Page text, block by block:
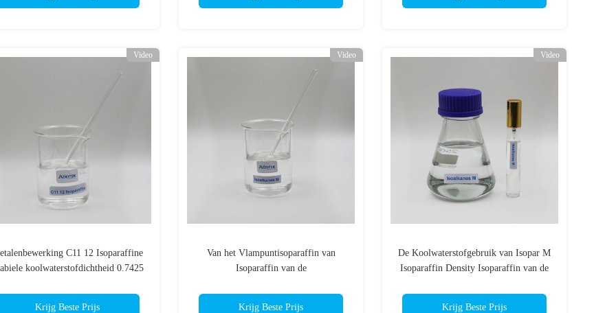
Video
C11 12 Isoparaffine
koolwaterstofdichtheid 0.7425
Krijg Beste Prijs
Video
Van het Vlampuntisoparaffin van
Isoparaffin van de
Krijg Beste Prijs
Video
De Koolwaterstofgebruik van Isopar M
Isoparaffin Density Isoparaffin van de
Krijg Beste Prijs